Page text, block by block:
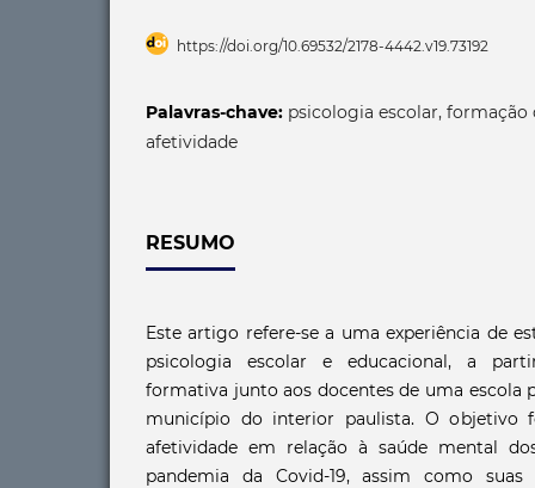
https://doi.org/10.69532/2178-4442.v19.73192
Palavras-chave: psicologia escolar, formação
afetividade
RESUMO
Este artigo refere-se a uma experiência de
psicologia escolar e educacional, a
formativa junto aos docentes de uma escola
município do interior paulista. O objetivo
afetividade em relação à saúde mental
pandemia da Covid-19, assim como